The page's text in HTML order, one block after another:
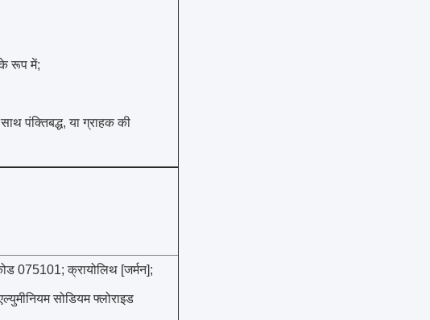
के रूप में;
पंक्तिबद्ध, या ग्राहक की
075101; क्रायोलिथ [जर्मन];
सोडियम फ्लोराइड